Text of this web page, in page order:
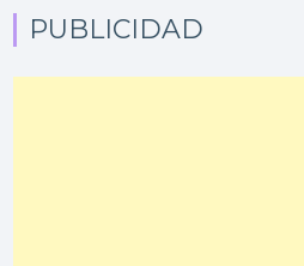
PUBLICIDAD